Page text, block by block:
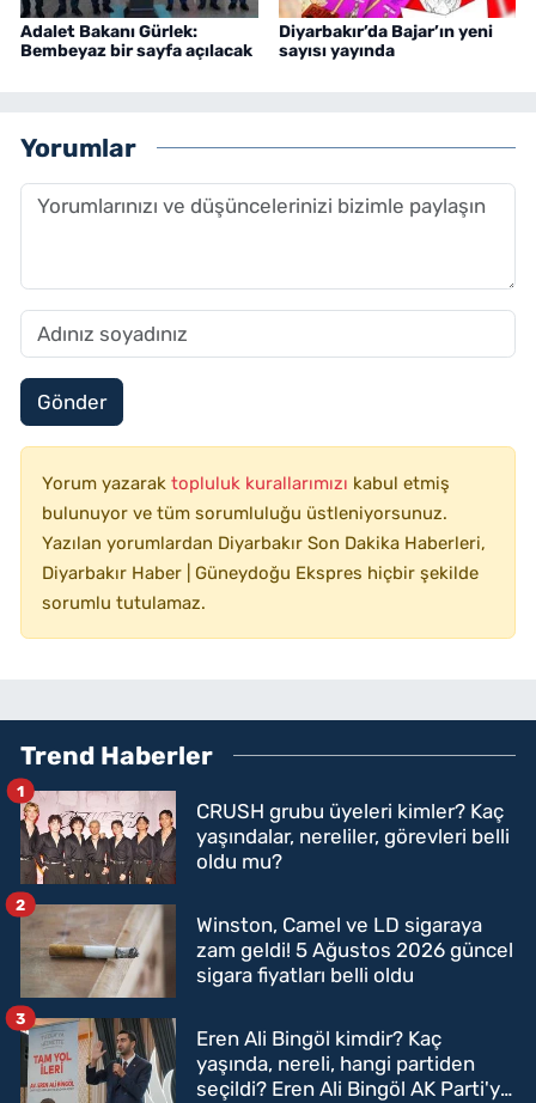
Adalet Bakanı Gürlek:
Bembeyaz bir sayfa açılacak
Diyarbakır’da Bajar’ın yeni
sayısı yayında
Yorumlar
Gönder
Yorum yazarak topluluk kurallarımızı kabul etmiş
bulunuyor ve tüm sorumluluğu üstleniyorsunuz.
Yazılan yorumlardan Diyarbakır Son Dakika Haberleri,
Diyarbakır Haber | Güneydoğu Ekspres hiçbir şekilde
sorumlu tutulamaz.
Trend Haberler
CRUSH grubu üyeleri kimler? Kaç
yaşındalar, nereliler, görevleri belli
oldu mu?
1
Winston, Camel ve LD sigaraya
zam geldi! 5 Ağustos 2026 güncel
sigara fiyatları belli oldu
2
Eren Ali Bingöl kimdir? Kaç
yaşında, nereli, hangi partiden
seçildi? Eren Ali Bingöl AK Parti'ye
3